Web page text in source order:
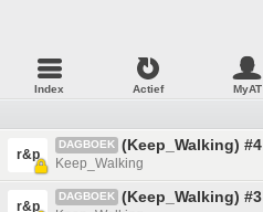
Index Actief MyAT
r&p
DAGBOEK (Keep_Walking) #4
Keep_Walking
r&p
DAGBOEK (Keep_Walking) #3